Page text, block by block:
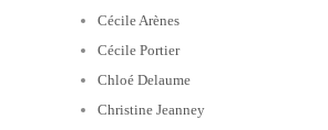
Cécile Arènes
Cécile Portier
Chloé Delaume
Christine Jeanney